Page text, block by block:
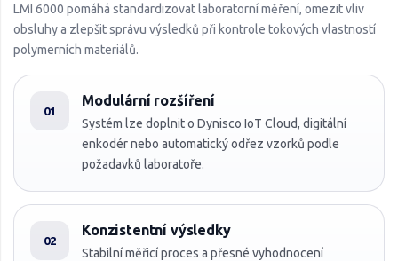
LMI 6000 pomáhá standardizovat laboratorní měření, omezit vliv
obsluhy a zlepšit správu výsledků při kontrole tokových vlastností
polymerních materiálů.
01
Modulární rozšíření
Systém lze doplnit o Dynisco IoT Cloud, digitální
enkodér nebo automatický odřez vzorků podle
požadavků laboratoře.
02
Konzistentní výsledky
Stabilní měřicí proces a přesné vyhodnocení